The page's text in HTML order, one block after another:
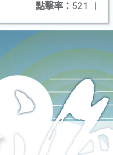
點擊率： 521 |